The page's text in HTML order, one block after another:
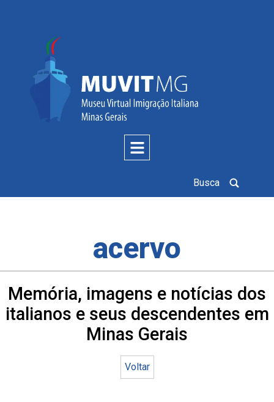
Busca
acervo
Memória, imagens e notícias dos
italianos e seus descendentes em
Minas Gerais
Voltar